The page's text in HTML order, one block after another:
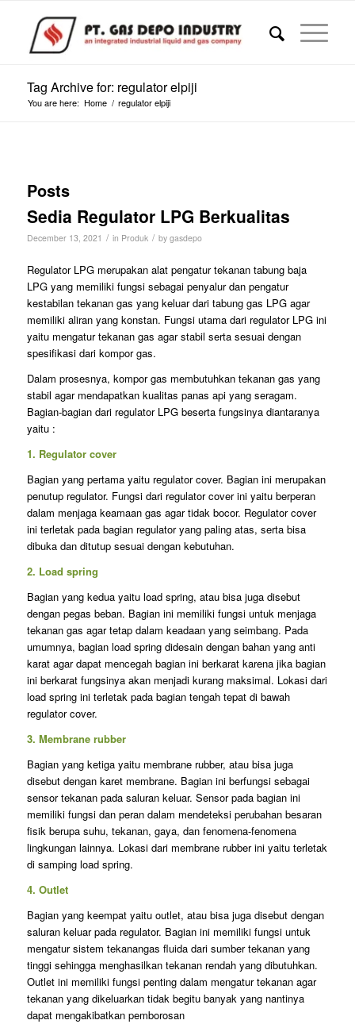
Tag Archive for: regulator elpiji
You are here: Home / regulator elpiji
Posts
Sedia Regulator LPG Berkualitas
December 13, 2021 / in Produk / by gasdepo
Regulator LPG merupakan alat pengatur tekanan tabung baja
LPG yang memiliki fungsi sebagai penyalur dan pengatur
kestabilan tekanan gas yang keluar dari tabung gas LPG agar
memiliki aliran yang konstan. Fungsi utama dari regulator LPG ini
yaitu mengatur tekanan gas agar stabil serta sesuai dengan
spesifikasi dari kompor gas.
Dalam prosesnya, kompor gas membutuhkan tekanan gas yang
stabil agar mendapatkan kualitas panas api yang seragam.
Bagian-bagian dari regulator LPG beserta fungsinya diantaranya
yaitu :
1. Regulator cover
Bagian yang pertama yaitu regulator cover. Bagian ini merupakan
penutup regulator. Fungsi dari regulator cover ini yaitu berperan
dalam menjaga keamaan gas agar tidak bocor. Regulator cover
ini terletak pada bagian regulator yang paling atas, serta bisa
dibuka dan ditutup sesuai dengan kebutuhan.
2. Load spring
Bagian yang kedua yaitu load spring, atau bisa juga disebut
dengan pegas beban. Bagian ini memiliki fungsi untuk menjaga
tekanan gas agar tetap dalam keadaan yang seimbang. Pada
umumnya, bagian load spring didesain dengan bahan yang anti
karat agar dapat mencegah bagian ini berkarat karena jika bagian
ini berkarat fungsinya akan menjadi kurang maksimal. Lokasi dari
load spring ini terletak pada bagian tengah tepat di bawah
regulator cover.
3. Membrane rubber
Bagian yang ketiga yaitu membrane rubber, atau bisa juga
disebut dengan karet membrane. Bagian ini berfungsi sebagai
sensor tekanan pada saluran keluar. Sensor pada bagian ini
memiliki fungsi dan peran dalam mendeteksi perubahan besaran
fisik berupa suhu, tekanan, gaya, dan fenomena-fenomena
lingkungan lainnya. Lokasi dari membrane rubber ini yaitu terletak
di samping load spring.
4. Outlet
Bagian yang keempat yaitu outlet, atau bisa juga disebut dengan
saluran keluar pada regulator. Bagian ini memiliki fungsi untuk
mengatur sistem tekanangas fluida dari sumber tekanan yang
tinggi sehingga menghasilkan tekanan rendah yang dibutuhkan.
Outlet ini memiliki fungsi penting dalam mengatur tekanan agar
tekanan yang dikeluarkan tidak begitu banyak yang nantinya
dapat mengakibatkan pemborosan